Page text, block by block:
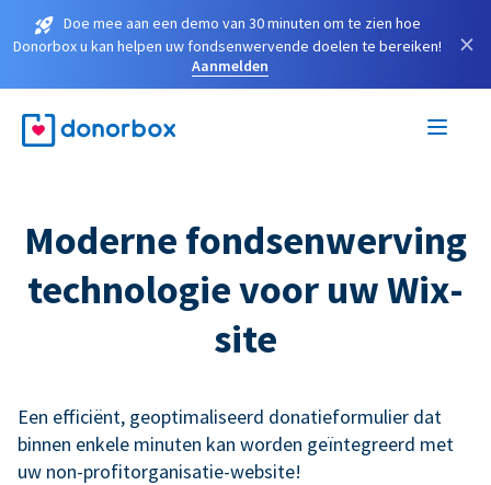
Doe mee aan een demo van 30 minuten om te zien hoe
Donorbox u kan helpen uw fondsenwervende doelen te bereiken!
Aanmelden
×
Moderne fondsenwerving
technologie voor uw Wix-
site
Een efficiënt, geoptimaliseerd donatieformulier dat
binnen enkele minuten kan worden geïntegreerd met
uw non-profitorganisatie-website!